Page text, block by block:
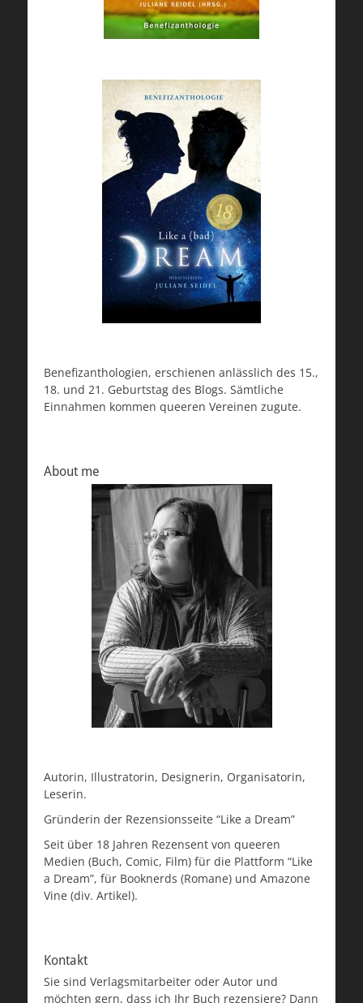
Benefizanthologien, erschienen anlässlich des 15.,
18. und 21. Geburtstag des Blogs. Sämtliche
Einnahmen kommen queeren Vereinen zugute.
About me
Autorin, Illustratorin, Designerin, Organisatorin,
Leserin.
Gründerin der Rezensionsseite “Like a Dream”
Seit über 18 Jahren Rezensent von queeren
Medien (Buch, Comic, Film) für die Plattform “Like
a Dream”, für Booknerds (Romane) und Amazone
Vine (div. Artikel).
Kontakt
Sie sind Verlagsmitarbeiter oder Autor und
möchten gern, dass ich Ihr Buch rezensiere? Dann